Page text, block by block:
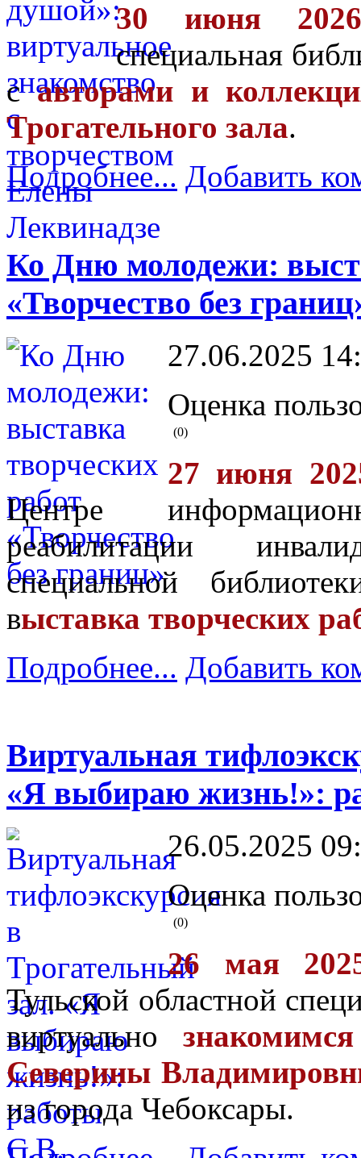
30 июня
специальная
савторами и
Трогательного зала.
Подробнее... Добавить
Ко Дню молодежи:
«Творчество без
27.06.2025
Оценка
(0)
27 июня
Центре
реабилитации
специальной
выставка творческих
Подробнее... Добавить
Виртуальная
«Я выбираю жизнь!»:
26.05.2025
Оценка
(0)
26 мая
Тульской областной
виртуально
Северины
из города Чебоксары.